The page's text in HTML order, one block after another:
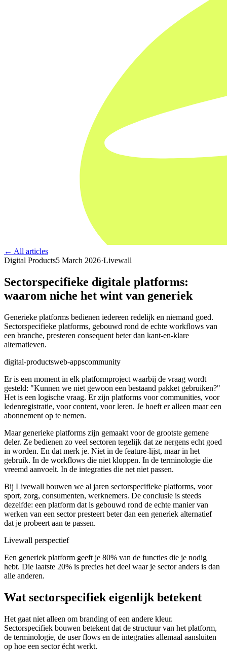
← All articles
Digital Products5 March 2026·Livewall
Sectorspecifieke digitale platforms:
waarom niche het wint van generiek
Generieke platforms bedienen iedereen redelijk en niemand goed.
Sectorspecifieke platforms, gebouwd rond de echte workflows van
een branche, presteren consequent beter dan kant-en-klare
alternatieven.
digital-productsweb-appscommunity
Er is een moment in elk platformproject waarbij de vraag wordt
gesteld: "Kunnen we niet gewoon een bestaand pakket gebruiken?"
Het is een logische vraag. Er zijn platforms voor communities, voor
ledenregistratie, voor content, voor leren. Je hoeft er alleen maar een
abonnement op te nemen.
Maar generieke platforms zijn gemaakt voor de grootste gemene
deler. Ze bedienen zo veel sectoren tegelijk dat ze nergens echt goed
in worden. En dat merk je. Niet in de feature-lijst, maar in het
gebruik. In de workflows die niet kloppen. In de terminologie die
vreemd aanvoelt. In de integraties die net niet passen.
Bij Livewall bouwen we al jaren sectorspecifieke platforms, voor
sport, zorg, consumenten, werknemers. De conclusie is steeds
dezelfde: een platform dat is gebouwd rond de echte manier van
werken van een sector presteert beter dan een generiek alternatief
dat je probeert aan te passen.
Livewall perspectief
Een generiek platform geeft je 80% van de functies die je nodig
hebt. Die laatste 20% is precies het deel waar je sector anders is dan
alle anderen.
Wat sectorspecifiek eigenlijk betekent
Het gaat niet alleen om branding of een andere kleur.
Sectorspecifiek bouwen betekent dat de structuur van het platform,
de terminologie, de user flows en de integraties allemaal aansluiten
op hoe een sector écht werkt.